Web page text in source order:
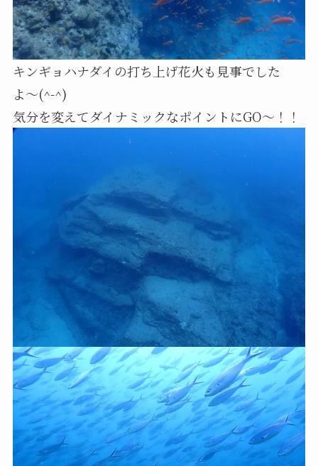
キンギョハナダイの打ち上げ花火も見事でした
よ〜(^-^)
気分を変えてダイナミックなポイントにGO〜！！